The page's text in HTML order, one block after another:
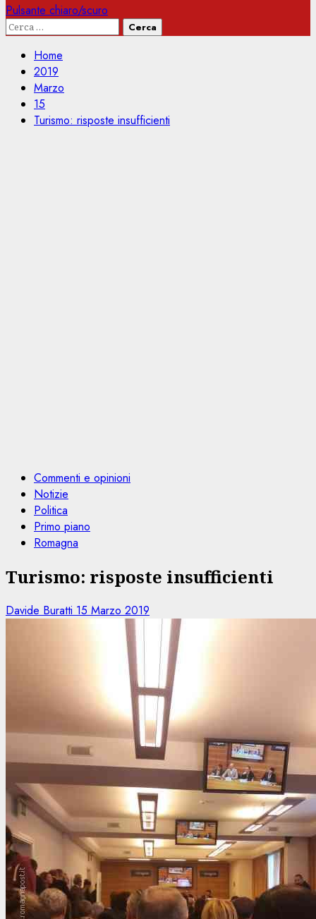
Pulsante chiaro/scuro
Ricerca
Home
2019
Marzo
15
Turismo: risposte insufficienti
Commenti e opinioni
Notizie
Politica
Primo piano
Romagna
Turismo: risposte insufficienti
Davide Buratti 15 Marzo 2019